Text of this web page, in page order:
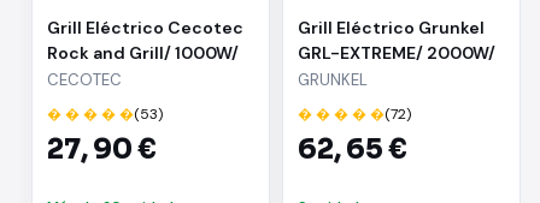
Grill Eléctrico Cecotec
Rock and Grill/ 1000W/
Tamaño 254*175mm
CECOTEC
� � � � �(53)
27,90 €
Grill Eléctrico Grunkel
GRL-EXTREME/ 2000W/
Tamaño 290*260mm
GRUNKEL
� � � � �(72)
62,65 €